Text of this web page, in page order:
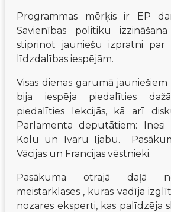
Programmas mērķis ir EP
Savienības politiku
stiprinot jauniešu izpratni par
līdzdalības iespējām.
Visas dienas garumā
bija iespēja piedalīties
piedalīties lekcijās, kā arī
Parlamenta deputātiem: Inesi
Kolu un Ivaru Ijabu.
Vācijas un Francijas vēstnieki.
Pasākuma otrajā daļā
meistarklases , kuras vadīja
nozares eksperti, kas palīdzēja